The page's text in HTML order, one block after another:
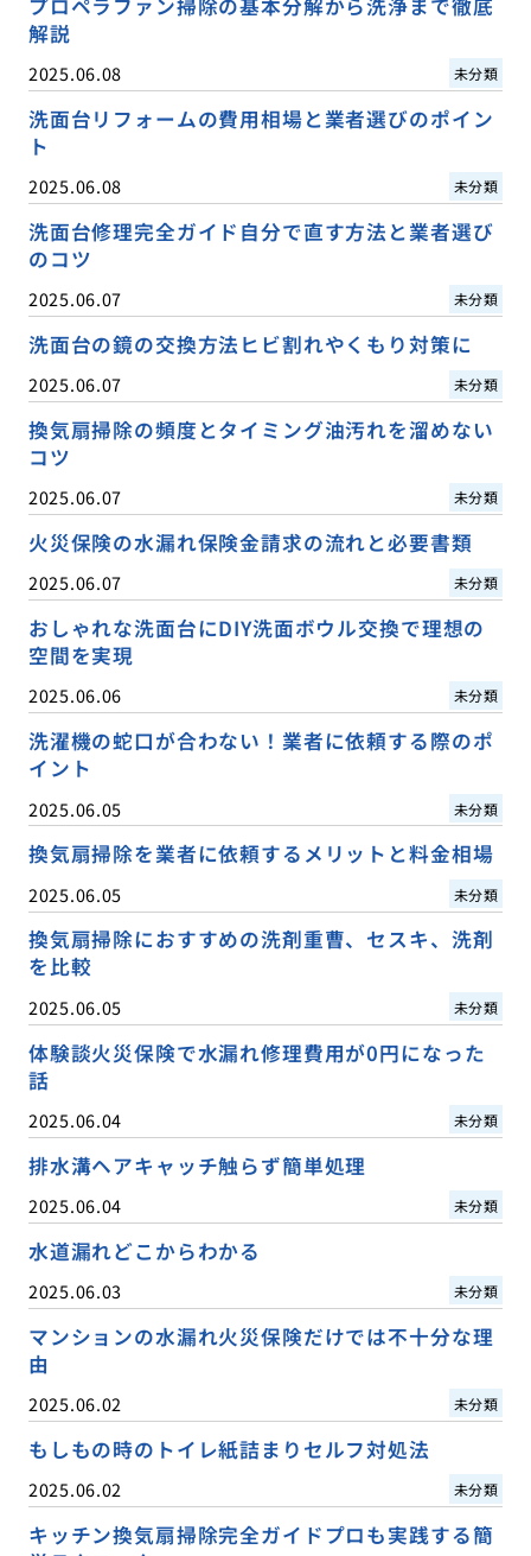
プロペラファン掃除の基本分解から洗浄まで徹底
解説
2025.06.08 未分類
洗面台リフォームの費用相場と業者選びのポイン
ト
2025.06.08 未分類
洗面台修理完全ガイド自分で直す方法と業者選び
のコツ
2025.06.07 未分類
洗面台の鏡の交換方法ヒビ割れやくもり対策に
2025.06.07 未分類
換気扇掃除の頻度とタイミング油汚れを溜めない
コツ
2025.06.07 未分類
火災保険の水漏れ保険金請求の流れと必要書類
2025.06.07 未分類
おしゃれな洗面台にDIY洗面ボウル交換で理想の
空間を実現
2025.06.06 未分類
洗濯機の蛇口が合わない！業者に依頼する際のポ
イント
2025.06.05 未分類
換気扇掃除を業者に依頼するメリットと料金相場
2025.06.05 未分類
換気扇掃除におすすめの洗剤重曹、セスキ、洗剤
を比較
2025.06.05 未分類
体験談火災保険で水漏れ修理費用が0円になった
話
2025.06.04 未分類
排水溝ヘアキャッチ触らず簡単処理
2025.06.04 未分類
水道漏れどこからわかる
2025.06.03 未分類
マンションの水漏れ火災保険だけでは不十分な理
由
2025.06.02 未分類
もしもの時のトイレ紙詰まりセルフ対処法
2025.06.02 未分類
キッチン換気扇掃除完全ガイドプロも実践する簡